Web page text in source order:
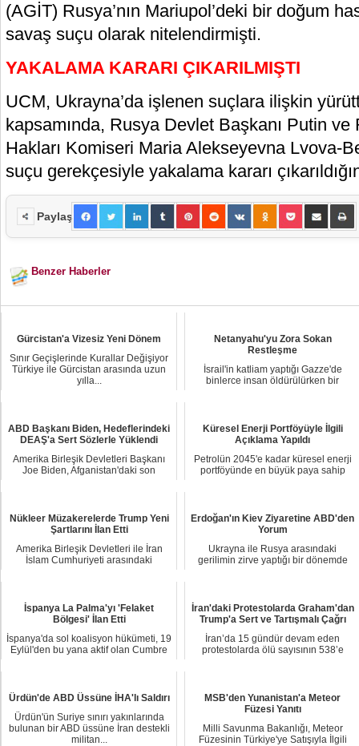
(AGİT) Rusya’nın Mariupol’deki bir doğum
savaş suçu olarak nitelendirmişti.
YAKALAMA KARARI ÇIKARILMIŞTI
UCM, Ukrayna’da işlenen suçlara ilişkin
kapsamında, Rusya Devlet Başkanı Putin ve
Hakları Komiseri Maria Alekseyevna Lvova-
suçu gerekçesiyle yakalama kararı
Paylaş
Benzer Haberler
Gürcistan'a Vizesiz Yeni Dönem
Sınır Geçişlerinde Kurallar Değişiyor
Türkiye ile Gürcistan arasında uzun
yılla...
Netanyahu'yu Zora Sokan
Restleşme
İsrail'in katliam yaptığı Gazze'de
binlerce insan öldürülürken bir
ABD Başkanı Biden, Hedeflerindeki
DEAŞ'a Sert Sözlerle Yüklendi
Amerika Birleşik Devletleri Başkanı
Joe Biden, Afganistan'daki son
Küresel Enerji Portföyüyle İlgili
Açıklama Yapıldı
Petrolün 2045'e kadar küresel enerji
portföyünde en büyük paya sahip
Nükleer Müzakerelerde Trump Yeni
Şartlarını İlan Etti
Amerika Birleşik Devletleri ile İran
İslam Cumhuriyeti arasındaki
Erdoğan'ın Kiev Ziyaretine ABD'den
Yorum
Ukrayna ile Rusya arasındaki
gerilimin zirve yaptığı bir dönemde
İspanya La Palma'yı 'Felaket
Bölgesi' İlan Etti
İspanya'da sol koalisyon hükümeti, 19
Eylül'den bu yana aktif olan Cumbre
İran'daki Protestolarda Graham'dan
Trump'a Sert ve Tartışmalı Çağrı
İran’da 15 gündür devam eden
protestolarda ölü sayısının 538’e
Ürdün'de ABD Üssüne İHA'lı Saldırı
Ürdün'ün Suriye sınırı yakınlarında
bulunan bir ABD üssüne İran destekli
militan...
MSB'den Yunanistan'a Meteor
Füzesi Yanıtı
Milli Savunma Bakanlığı, Meteor
Füzesinin Türkiye'ye Satışıyla İlgili